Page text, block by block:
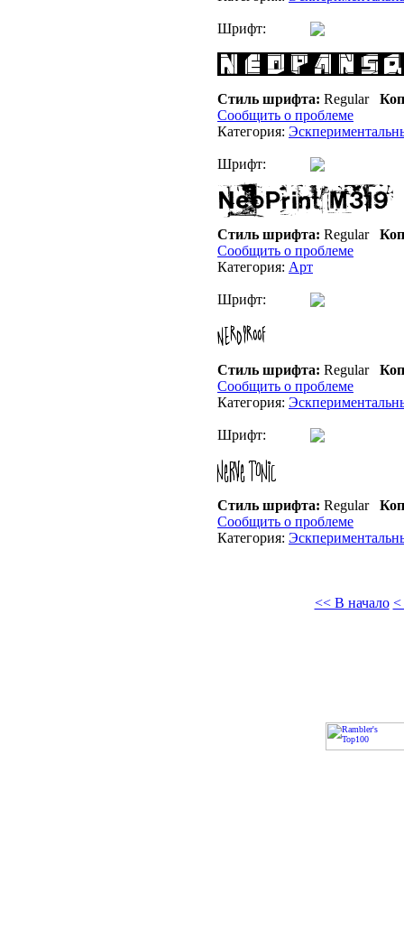
Шрифт:
Стиль шрифта: Regular
Сообщить о проблеме
Категория:
Шрифт:
Стиль шрифта: Regular
Сообщить о проблеме
Категория: Арт
Шрифт:
Стиль шрифта: Regular
Сообщить о проблеме
Категория:
Шрифт:
Стиль шрифта: Regular
Сообщить о проблеме
Категория:
<< В начало <